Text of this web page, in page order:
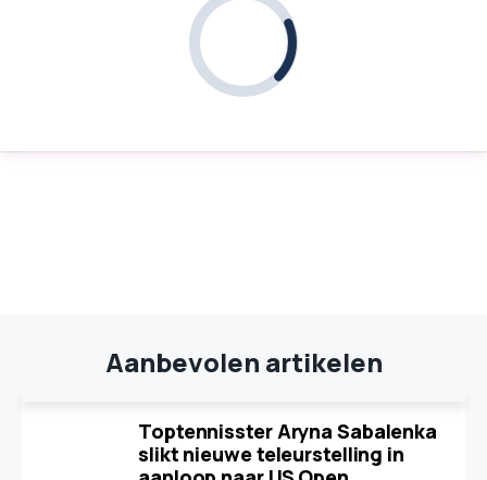
Aanbevolen artikelen
Toptennisster Aryna Sabalenka
slikt nieuwe teleurstelling in